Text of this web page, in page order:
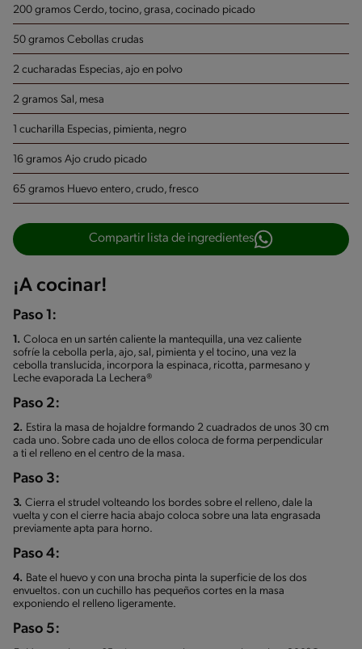
200 gramos Cerdo, tocino, grasa, cocinado picado
50 gramos Cebollas crudas
2 cucharadas Especias, ajo en polvo
2 gramos Sal, mesa
1 cucharilla Especias, pimienta, negro
16 gramos Ajo crudo picado
65 gramos Huevo entero, crudo, fresco
Compartir lista de ingredientes
¡A cocinar!
Paso 1:
1. Coloca en un sartén caliente la mantequilla, una vez caliente
sofríe la cebolla perla, ajo, sal, pimienta y el tocino, una vez la
cebolla translucida, incorpora la espinaca, ricotta, parmesano y
Leche evaporada La Lechera®
Paso 2:
2. Estira la masa de hojaldre formando 2 cuadrados de unos 30 cm
cada uno. Sobre cada uno de ellos coloca de forma perpendicular
a ti el relleno en el centro de la masa.
Paso 3:
3. Cierra el strudel volteando los bordes sobre el relleno, dale la
vuelta y con el cierre hacia abajo coloca sobre una lata engrasada
previamente apta para horno.
Paso 4:
4. Bate el huevo y con una brocha pinta la superficie de los dos
envueltos. con un cuchillo has pequeños cortes en la masa
exponiendo el relleno ligeramente.
Paso 5: